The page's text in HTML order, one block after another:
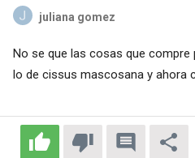
juliana gomez
No se que las cosas que compre
lo de cissus mascosana y ahora